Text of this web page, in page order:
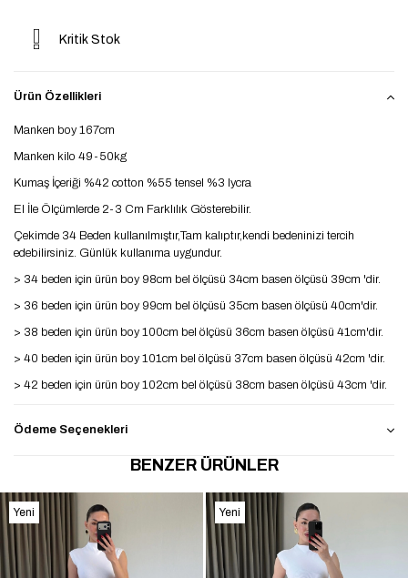
Kritik Stok
Ürün Özellikleri
Manken boy 167cm
Manken kilo 49-50kg
Kumaş İçeriği %42 cotton %55 tensel %3 lycra
El İle Ölçümlerde 2-3 Cm Farklılık Gösterebilir.
Çekimde 34 Beden kullanılmıştır,Tam kalıptır,kendi bedeninizi tercih
edebilirsiniz. Günlük kullanıma uygundur.
> 34 beden için ürün boy 98cm bel ölçüsü 34cm basen ölçüsü 39cm 'dir.
> 36 beden için ürün boy 99cm bel ölçüsü 35cm basen ölçüsü 40cm'dir.
> 38 beden için ürün boy 100cm bel ölçüsü 36cm basen ölçüsü 41cm'dir.
> 40 beden için ürün boy 101cm bel ölçüsü 37cm basen ölçüsü 42cm 'dir.
> 42 beden için ürün boy 102cm bel ölçüsü 38cm basen ölçüsü 43cm 'dir.
Ödeme Seçenekleri
BENZER ÜRÜNLER
Yeni
Ürün
Yeni
Ürün